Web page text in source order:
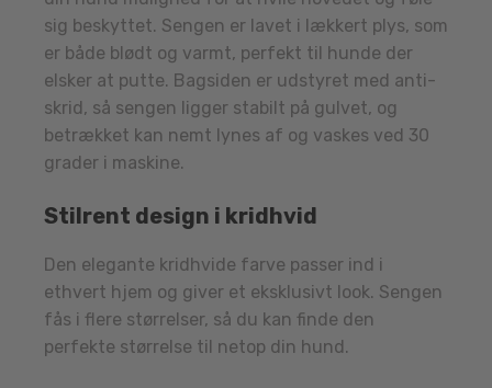
sig beskyttet. Sengen er lavet i lækkert plys, som
er både blødt og varmt, perfekt til hunde der
elsker at putte. Bagsiden er udstyret med anti-
skrid, så sengen ligger stabilt på gulvet, og
betrækket kan nemt lynes af og vaskes ved 30
grader i maskine.
Stilrent design i kridhvid
Den elegante kridhvide farve passer ind i
ethvert hjem og giver et eksklusivt look. Sengen
fås i flere størrelser, så du kan finde den
perfekte størrelse til netop din hund.